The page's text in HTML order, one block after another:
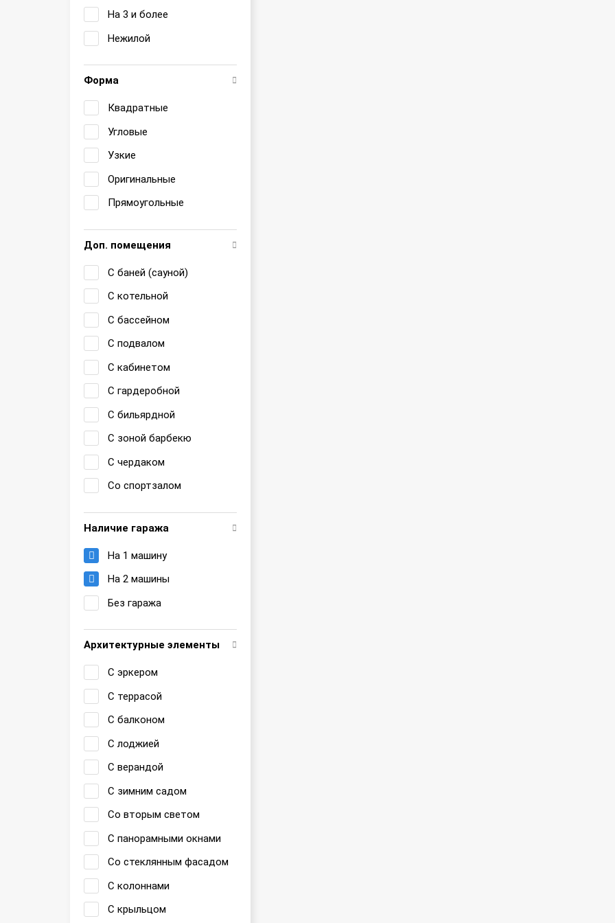
На 3 и более
Нежилой
Форма
Квадратные
Угловые
Узкие
Оригинальные
Прямоугольные
Доп. помещения
С баней (сауной)
С котельной
С бассейном
С подвалом
С кабинетом
С гардеробной
С бильярдной
С зоной барбекю
С чердаком
Со спортзалом
Наличие гаража
На 1 машину
На 2 машины
Без гаража
Архитектурные элементы
С эркером
С террасой
С балконом
С лоджией
С верандой
С зимним садом
Со вторым светом
С панорамными окнами
Со стеклянным фасадом
С колоннами
С крыльцом